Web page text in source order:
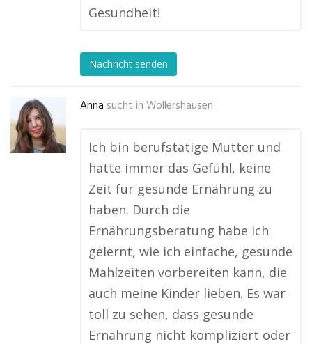
Gesundheit!
Nachricht senden
Anna sucht in Wollershausen
Ich bin berufstätige Mutter und
hatte immer das Gefühl, keine
Zeit für gesunde Ernährung zu
haben. Durch die
Ernährungsberatung habe ich
gelernt, wie ich einfache, gesunde
Mahlzeiten vorbereiten kann, die
auch meine Kinder lieben. Es war
toll zu sehen, dass gesunde
Ernährung nicht kompliziert oder